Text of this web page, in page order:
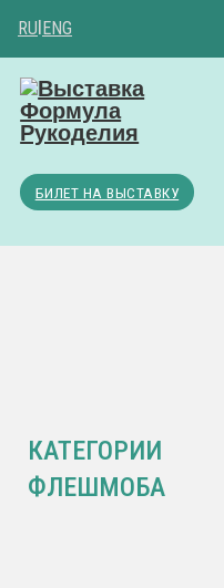
RU ENG
БИЛЕТ НА ВЫСТАВКУ
КАТЕГОРИИ
ФЛЕШМОБА